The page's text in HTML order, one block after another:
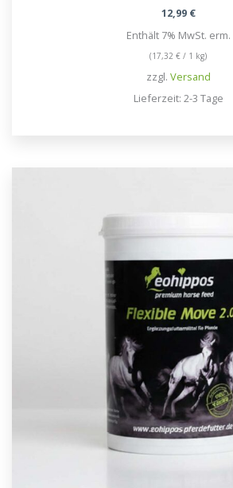
12,99 €
Enthält 7% MwSt. erm.
(17,32 € / 1 kg)
zzgl. Versand
Lieferzeit: 2-3 Tage